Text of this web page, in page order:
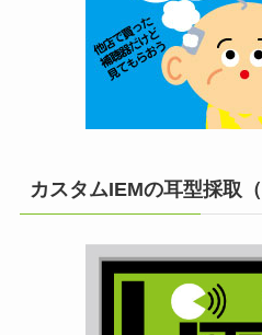
カスタムIEMの耳型採取